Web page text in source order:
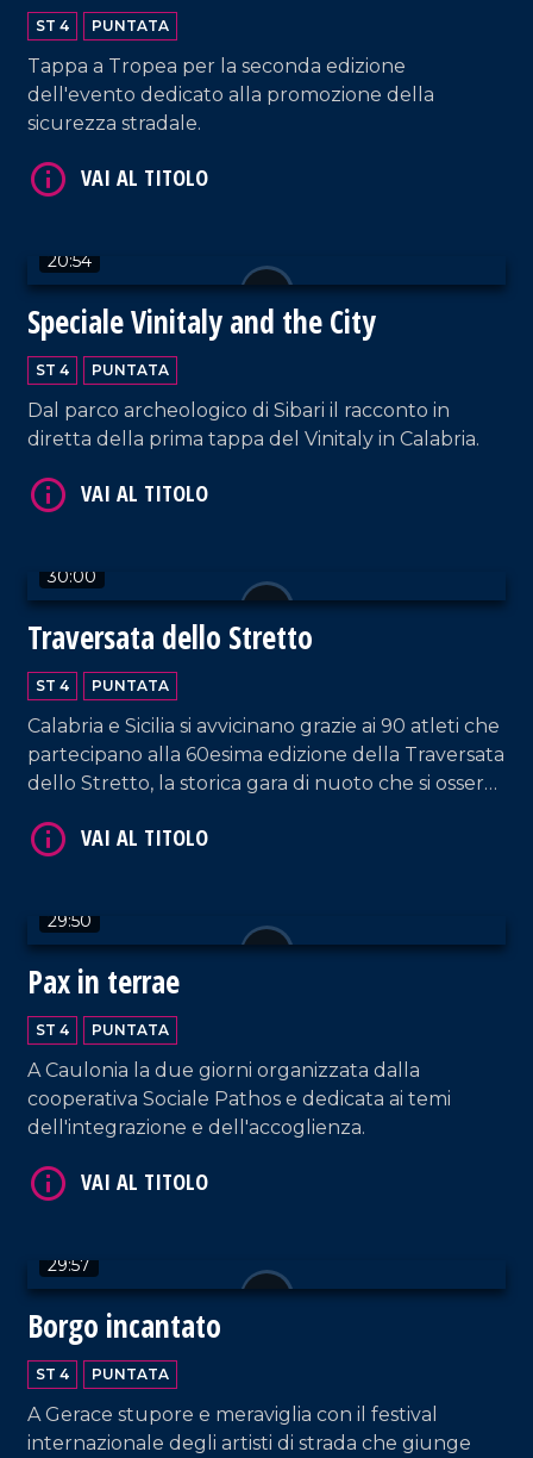
ST 4 PUNTATA
Tappa a Tropea per la seconda edizione
dell'evento dedicato alla promozione della
sicurezza stradale.
20:54
Speciale Vinitaly and the City
ST 4 PUNTATA
Dal parco archeologico di Sibari il racconto in
diretta della prima tappa del Vinitaly in Calabria.
30:00
Traversata dello Stretto
ST 4 PUNTATA
Calabria e Sicilia si avvicinano grazie ai 90 atleti che
partecipano alla 60esima edizione della Traversata
dello Stretto, la storica gara di nuoto che si osserva
29:50
Pax in terrae
ST 4 PUNTATA
A Caulonia la due giorni organizzata dalla
cooperativa Sociale Pathos e dedicata ai temi
dell'integrazione e dell'accoglienza.
29:57
Borgo incantato
ST 4 PUNTATA
A Gerace stupore e meraviglia con il festival
internazionale degli artisti di strada che giunge
VAI AL TITOLO
VAI AL TITOLO
VAI AL TITOLO
VAI AL TITOLO
VAI AL TITOLO
VAI AL TITOLO